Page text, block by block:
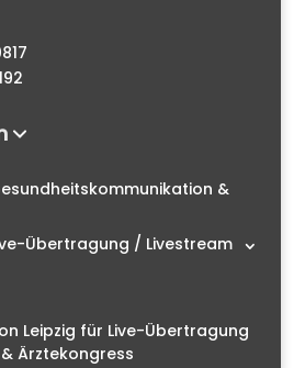
&
Übertragung / Livestream
Leipzig für Live-Übertragung
Ärztekongress